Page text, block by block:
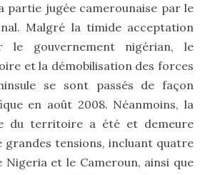
partie jugée camerounaise par le
Malgré la timide acceptation
le gouvernement nigérian, le
et la démobilisation des forces
se sont passés de façon
en août 2008. Néanmoins, la
du territoire a été et demeure
grandes tensions, incluant quatre
Nigeria et le Cameroun, ainsi que